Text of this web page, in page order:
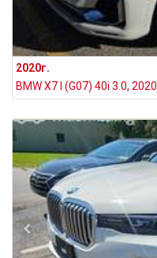
2020г.
BMW X7 I (G07) 40i 3.0, 2020